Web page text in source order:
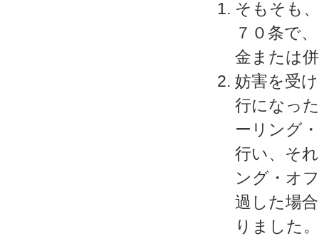
そもそも
７０条で
金または
妨害を受
行になっ
ーリング
行い、そ
ング・オ
過した場
りました。